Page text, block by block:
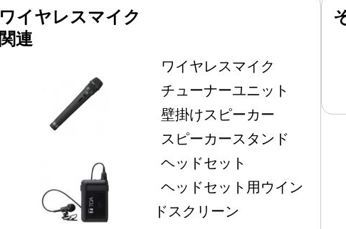
ワイヤレスマイク
関連
ワイヤレスマイク
チューナーユニット
壁掛けスピーカー
スピーカースタンド
ヘッドセット
ヘッドセット用ウイン
ドスクリーン